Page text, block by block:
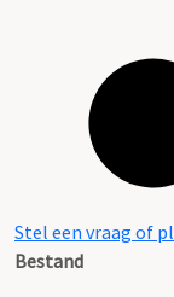
Stel een vraag of
Bestand